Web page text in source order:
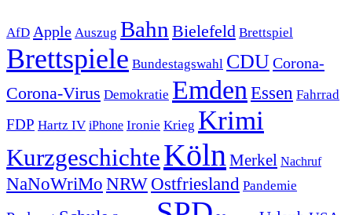
AfD Apple Auszug Bahn Bielefeld Brettspiel
Brettspiele Bundestagswahl CDUCorona-
Corona-Virus Demokratie Emden Essen Fahrrad
FDP Hartz IV iPhone Ironie Krieg Krimi
KurzgeschichteKölnMerkel Nachruf
NaNoWriMo NRWOstfriesland Pandemie